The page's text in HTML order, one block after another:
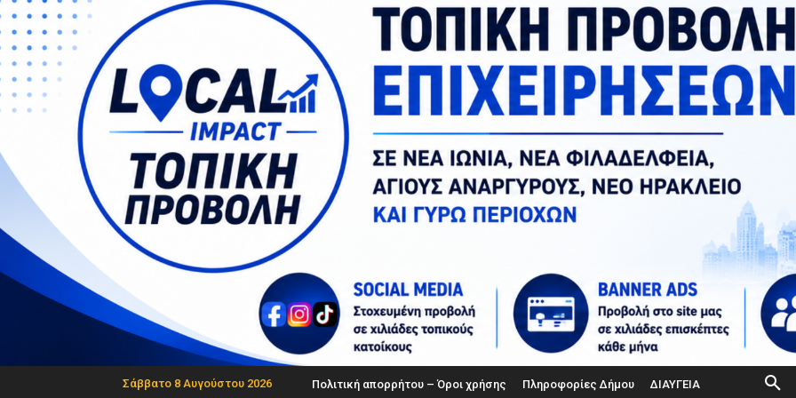
Σάββατο 8 Αυγούστου 2026 Πολιτική απορρήτου – Όροι χρήσης Πληροφορίες Δήμου ΔΙΑΥΓΕΙΑ